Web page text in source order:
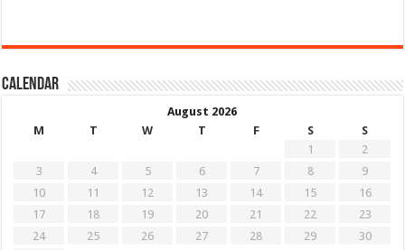
Calendar
August 2026
M
T W T F S
S
1
2
3
4 5 6 7 8
9
10
11 12 13 14 15
16
17
18 19 20 21 22
23
24
25 26 27 28 29
30